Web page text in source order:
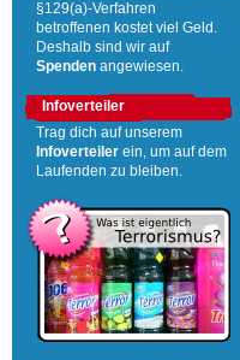
§129(a)-Verfahren
betroffenen kostet viel Geld.
Deshalb sind wir auf
Spenden angewiesen.
Infoverteiler
Trag dich auf unserem
Infoverteiler ein, um auf dem
Laufenden zu bleiben.